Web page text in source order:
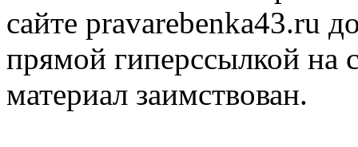
сайте pravarebenka43.ru
прямой гиперссылкой на
материал заимствован.